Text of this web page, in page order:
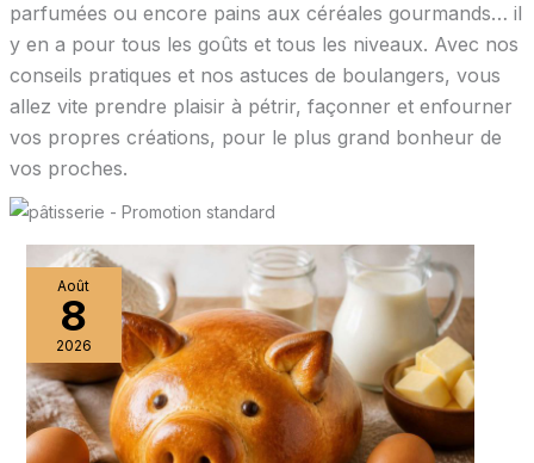
parfumées ou encore pains aux céréales gourmands… il
y en a pour tous les goûts et tous les niveaux. Avec nos
conseils pratiques et nos astuces de boulangers, vous
allez vite prendre plaisir à pétrir, façonner et enfourner
vos propres créations, pour le plus grand bonheur de
vos proches.
Août
8
2026